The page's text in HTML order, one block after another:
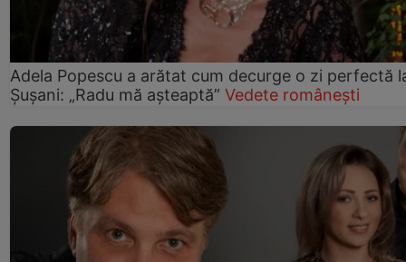
Adela Popescu a arătat cum decurge o zi perfectă
Șușani: „Radu mă așteaptă” Vedete românești